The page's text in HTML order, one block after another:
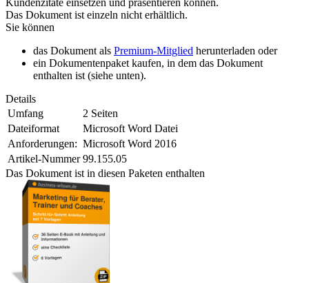
Kundenzitate einsetzen und präsentieren können.
Das Dokument ist einzeln nicht erhältlich.
Sie können
das Dokument als Premium-Mitglied herunterladen oder
ein Dokumentenpaket kaufen, in dem das Dokument
enthalten ist (siehe unten).
Details
Umfang
2 Seiten
Dateiformat
Microsoft Word Datei
Anforderungen: Microsoft Word 2016
Artikel-Nummer 99.155.05
Das Dokument ist in diesen Paketen enthalten